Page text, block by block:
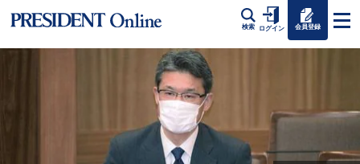
検索 ログイン 会員登録